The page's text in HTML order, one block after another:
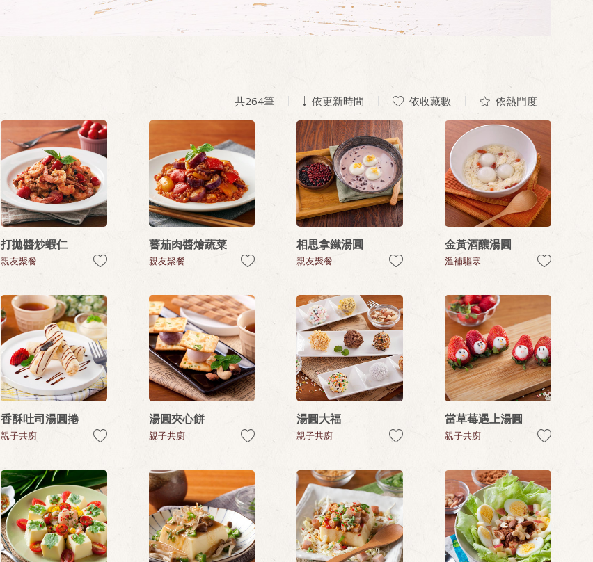
共264筆 依更新時間 依收藏數 依熱門度
打拋醬炒蝦仁
親友聚餐
蕃茄肉醬燴蔬菜
親友聚餐
相思拿鐵湯圓
親友聚餐
金黃酒釀湯圓
溫補驅寒
香酥吐司湯圓捲
親子共廚
湯圓夾心餅
親子共廚
湯圓大福
親子共廚
當草莓遇上湯圓
親子共廚